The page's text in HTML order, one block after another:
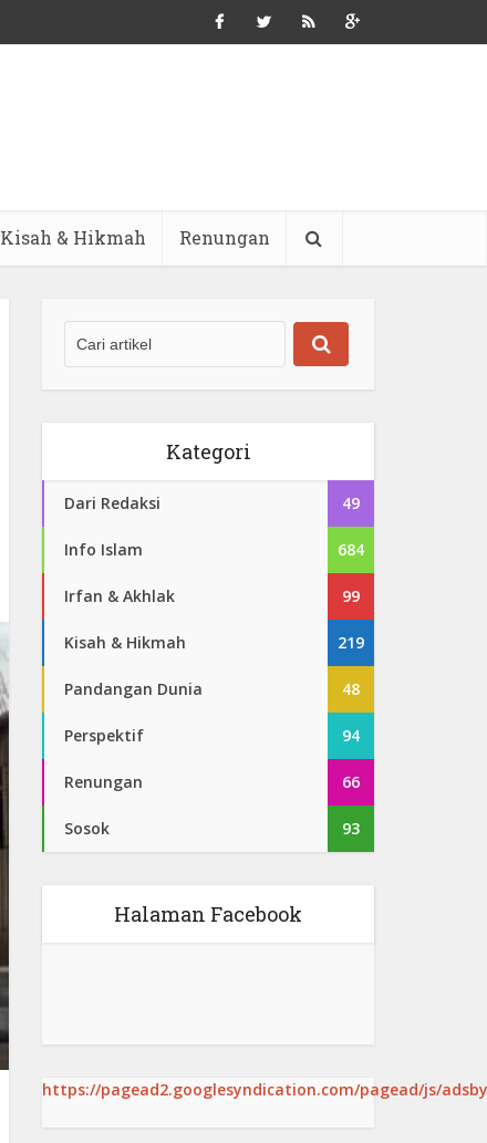
Kisah & Hikmah Renungan
Kategori
Dari Redaksi 49
Info Islam 684
Irfan & Akhlak 99
Kisah & Hikmah 219
Pandangan Dunia 48
Perspektif 94
Renungan 66
Sosok 93
Halaman Facebook
https://pagead2.googlesyndication.com/pagead/js/